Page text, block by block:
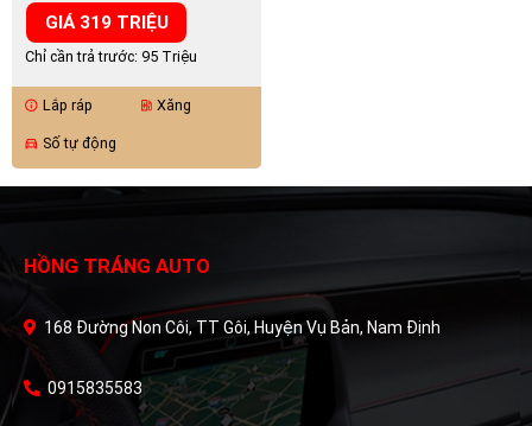
GIÁ 319 TRIỆU
Chỉ cần trả trước: 95 Triệu
info Lắp ráp ev_station Xăng
directions_car Số tự động
HỒNG TRÁNG AUTO
168 Đường Non Côi, TT Gôi, Huyện Vụ Bản, Nam Định
0915835583